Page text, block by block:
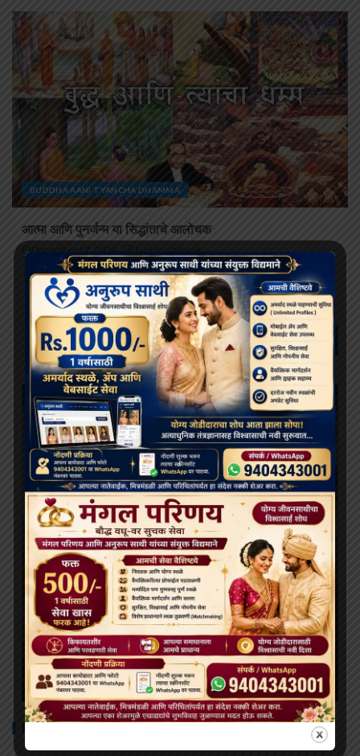
BUDDHA AANI TYANCHA DHAMMA
आत्मा आणि पुनर्जन्म या सिद्धांताचे आलोचक
December 17, 2024 buddhistbharat
RECENT POSTS